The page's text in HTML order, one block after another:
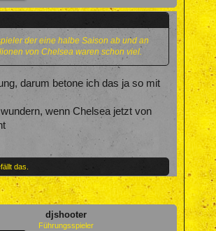
der eine halbe Saison ab und an
von Chelsea waren schon viel.
darum betone ich das ja so mit
wenn Chelsea jetzt von
das.
djshooter
Führungsspieler